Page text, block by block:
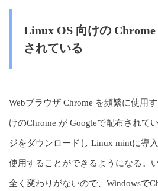
Linux OS 向けの
されている
Webブラウザ Chrome を頻繁に使用
けのChrome が Googleで配布されて
ジをダウンロードし Linux mintに導
使用することができるようになる。
全く変わりがないので、Windowsで